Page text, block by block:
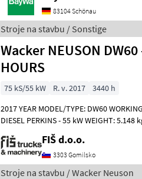
83104 Schönau
Stroje na stavbu / Sonstige
Wacker NEUSON DW60
HOURS
75 kS/55 kW R. v. 2017
3440 h
2017 YEAR MODEL/TYPE: DW60
DIESEL PERKINS - 55 kW WEIGHT: 5.148
6.000 kg 4x4 DRIVE HYDROSTATIC DRIV
FIŠ d.o.o.
3303 Gomilsko
Stroje na stavbu / Wacker Neuson